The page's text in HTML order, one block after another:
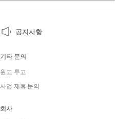
공지사항
기타 문의
원고 투고
사업 제휴 문의
회사